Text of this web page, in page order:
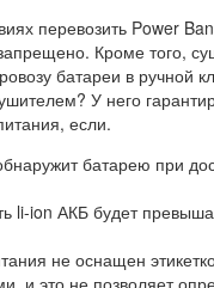
перевозить Power
Кроме того,
батареи в ручной
У него
если.
батарею при
li-ion АКБ будет
не оснащен
и это не позволяет